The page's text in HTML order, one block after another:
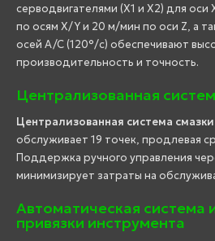
серводвигателями (X1 и X2) для
по осям X/Y и 20 м/мин по оси Z, а
осей A/C (120°/с) обеспечивают
производительность и точность.
Централизованная
Централизованная система смазки
обслуживает 19 точек, продлевая
Поддержка ручного управления
минимизирует затраты на
Автоматическая система
привязки инструмента